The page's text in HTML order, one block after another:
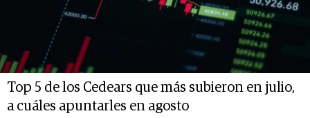
Top 5 de los Cedears que más subieron en julio,
a cuáles apuntarles en agosto